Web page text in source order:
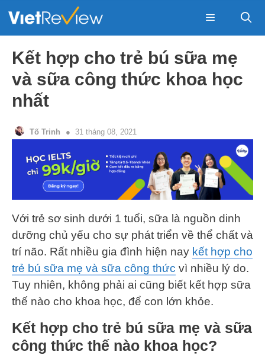
Menu
Kết hợp cho trẻ bú sữa mẹ
và sữa công thức khoa học
nhất
Tố Trinh 31 tháng 08, 2021
Với trẻ sơ sinh dưới 1 tuổi, sữa là nguồn dinh
dưỡng chủ yếu cho sự phát triển về thể chất và
trí não. Rất nhiều gia đình hiện nay kết hợp cho
trẻ bú sữa mẹ và sữa công thức vì nhiều lý do.
Tuy nhiên, không phải ai cũng biết kết hợp sữa
thế nào cho khoa học, để con lớn khỏe.
Kết hợp cho trẻ bú sữa mẹ và sữa
công thức thế nào khoa học?